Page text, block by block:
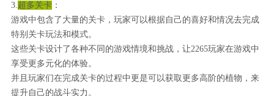
3.超多关卡 ：
游戏中包含了大量的关卡，玩家可以根据自己的喜好和情况去完成
特别关卡玩法和模式。
这些关卡设计了各种不同的游戏情境和挑战，让2265玩家在游戏中
享受更多元化的体验。
并且玩家们在完成关卡的过程中更是可以获取更多高阶的植物，来
提升自己的战斗实力。